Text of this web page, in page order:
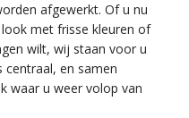
afgewerkt. Of u nu
met frisse kleuren of
wilt, wij staan voor u
centraal, en samen
waar u weer volop van